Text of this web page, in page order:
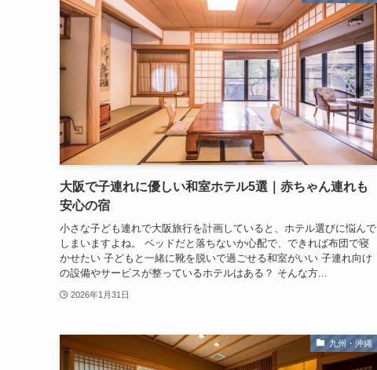
大阪で子連れに優しい和室ホテル5選｜赤ちゃん連れも
安心の宿
小さな子ども連れで大阪旅行を計画していると、ホテル選びに悩んで
しまいますよね。 ベッドだと落ちないか心配で、できれば布団で寝
かせたい 子どもと一緒に靴を脱いで過ごせる和室がいい 子連れ向け
の設備やサービスが整っているホテルはある？ そんな方...
2026年1月31日
九州・沖縄